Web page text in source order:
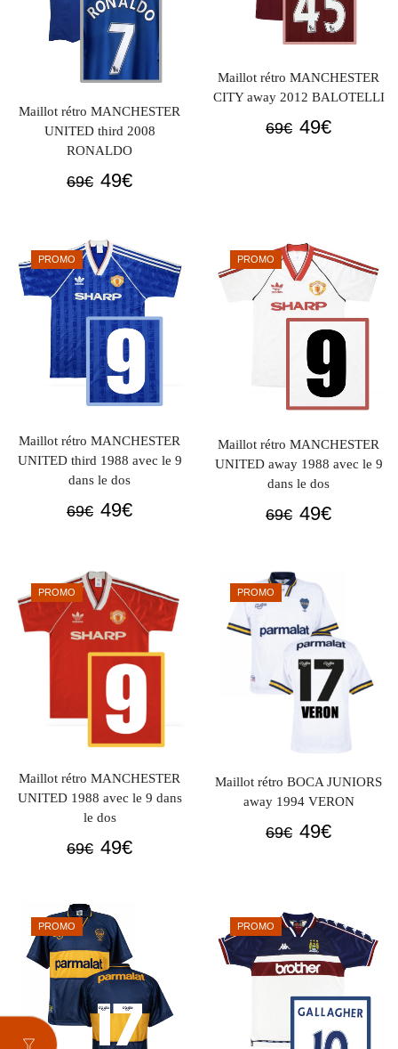
Maillot rétro MANCHESTER
UNITED third 2008
RONALDO
69€ Le
était :
69€.
49€Le
est :
49€.
Maillot rétro MANCHESTER
CITY away 2012 BALOTELLI
69€ Le
49€Le
PROMO
Maillot rétro MANCHESTER
UNITED third 1988 avec le 9
dans le dos
69€ Le
était :
69€.
49€Le
est :
49€.
PROMO
Maillot rétro MANCHESTER
UNITED away 1988 avec le 9
dans le dos
69€ Le
était :
69€.
49€Le
PROMO
Maillot rétro MANCHESTER
UNITED 1988 avec le 9 dans
le dos
69€ Le
était :
69€.
49€Le
PROMO
Maillot rétro BOCA JUNIORS
away 1994 VERON
69€ Le
69€.
49€Le
49€.
PROMO PROMO